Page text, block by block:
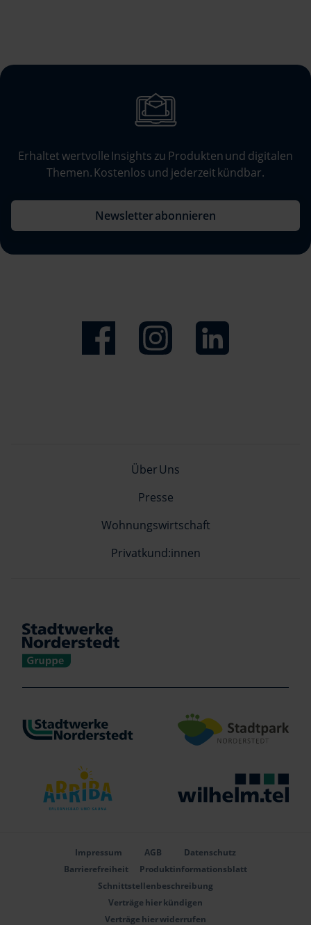
Erhaltet wertvolle Insights zu Produkten und digitalen
Themen. Kostenlos und jederzeit kündbar.
Newsletter abonnieren
Über Uns
Presse
Wohnungswirtschaft
Privatkund:innen
Impressum AGB
Datenschutz
Barrierefreiheit
Produktinformationsblatt
Schnittstellenbeschreibung
Verträge hier kündigen
Verträge hier widerrufen